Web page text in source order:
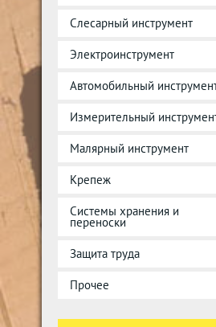
Слесарный инструмент
Электроинструмент
Автомобильный
Измерительный
Малярный инструмент
Крепеж
Системы хранения и
переноски
Защита труда
Прочее